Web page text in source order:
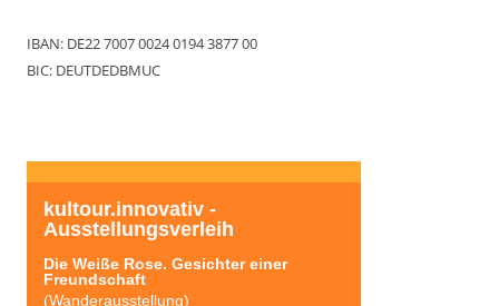
IBAN: DE22 7007 0024 0194 3877 00
BIC: DEUTDEDBMUC
kultour.innovativ -
Ausstellungsverleih
Die Weiße Rose. Gesichter einer
Freundschaft
(Wanderausstellung)